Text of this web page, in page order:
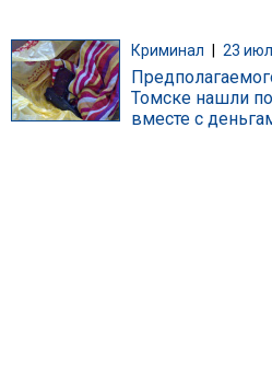
Криминал 23
Томске нашли
вместе с